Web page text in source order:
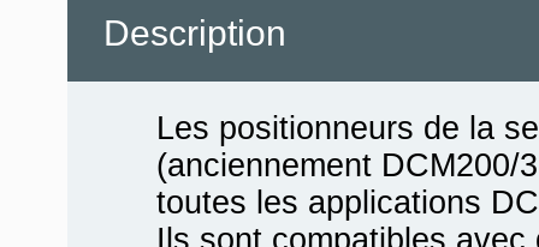
Description
Les positionneurs de la
(anciennement DCM200/
toutes les applications
Ils sont compatibles